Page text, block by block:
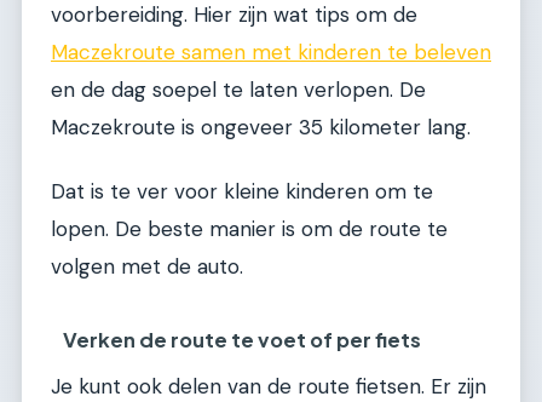
voorbereiding. Hier zijn wat tips om de
Maczekroute samen met kinderen te beleven
en de dag soepel te laten verlopen. De
Maczekroute is ongeveer 35 kilometer lang.
Dat is te ver voor kleine kinderen om te
lopen. De beste manier is om de route te
volgen met de auto.
Verken de route te voet of per fiets
Je kunt ook delen van de route fietsen. Er zijn